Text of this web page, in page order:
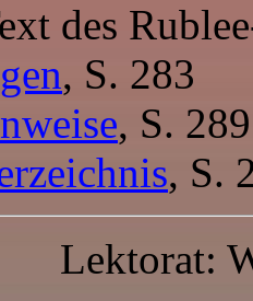
des
, S. 283
, S. 289
, S.
Lektorat: